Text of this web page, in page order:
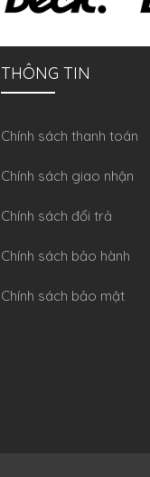
THÔNG TIN
Chính sách thanh toán
Chính sách giao nhận
Chính sách đổi trả
Chính sách bảo hành
Chính sách bảo mật